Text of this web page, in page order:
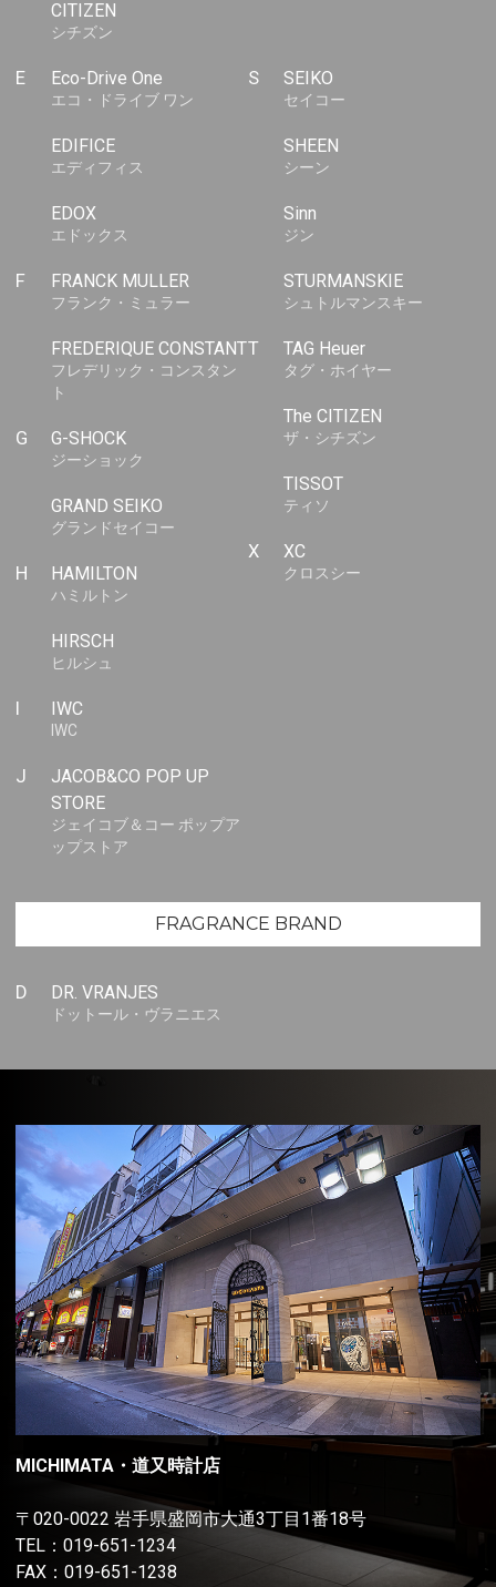
CITIZEN
シチズン
E Eco-Drive One
エコ・ドライブ ワン
EDIFICE
エディフィス
EDOX
エドックス
F FRANCK MULLER
フランク・ミュラー
FREDERIQUE CONSTANT
フレデリック・コンスタン
ト
G G-SHOCK
ジーショック
GRAND SEIKO
グランドセイコー
H HAMILTON
ハミルトン
HIRSCH
ヒルシュ
I IWC
IWC
J
JACOB&CO POP UP
STORE
ジェイコブ＆コー ポップア
ップストア
S SEIKO
セイコー
SHEEN
シーン
Sinn
ジン
STURMANSKIE
シュトルマンスキー
T TAG Heuer
タグ・ホイヤー
The CITIZEN
ザ・シチズン
TISSOT
ティソ
X XC
クロスシー
FRAGRANCE BRAND
D DR. VRANJES
ドットール・ヴラニエス
MICHIMATA・道又時計店
〒020-0022 岩手県盛岡市大通3丁目1番18号
TEL： 019-651-1234
FAX：019-651-1238